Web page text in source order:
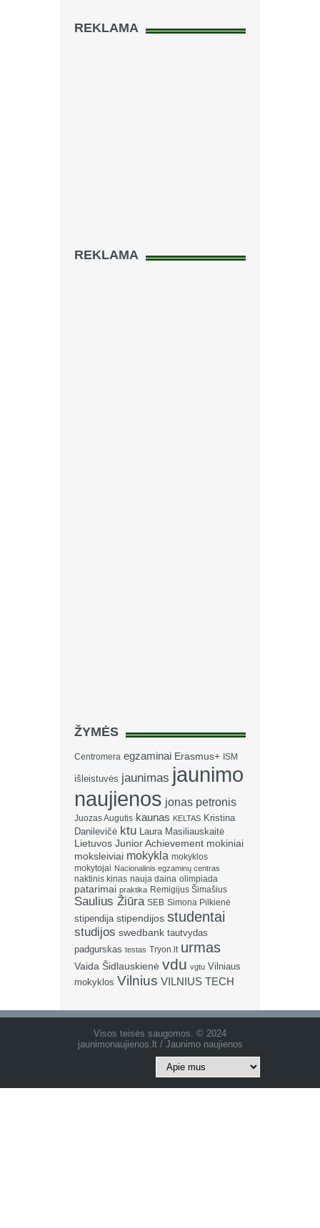
REKLAMA
REKLAMA
ŽYMĖS
Centromera egzaminai Erasmus+ ISM
išleistuvės jaunimas jaunimo
naujienos jonas petronis
Juozas Augutis kaunas KELTAS Kristina
Danilevičė ktu
Laura Masiliauskaitė
Lietuvos Junior Achievement mokiniai
moksleiviai mokykla mokyklos
mokytojai Nacionalinis egzaminų centras
naktinis kinas nauja daina olimpiada
patarimai praktika Remigijus Šimašius
Saulius Žiūra SEB Simona Pilkienė
stipendija stipendijos studentai
studijos swedbank tautvydas
padgurskas testas Tryon.lt urmas
Vaida Šidlauskienė vdu vgtu Vilniaus
mokyklos Vilnius VILNIUS TECH
Visos teisės saugomos. © 2024
jaunimonaujienos.lt / Jaunimo naujienos